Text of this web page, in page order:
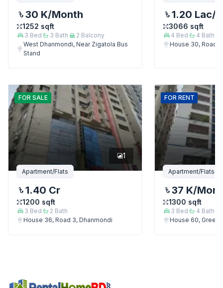
30 K/Month
1252 sqft
3 Bed 3 Bath 2 Balcony
West Dhanmondi, Near Zigatola Bus
Stand
1.20 Lac/
3066 sqft
4 Bed 4 Bath
House 30, Road
FOR SALE
1
Apartment/Flats
1.40 Cr
1200 sqft
3 Bed 2 Bath
House 36, Road 3, Dhanmondi
FOR RENT
Apartment/Flats
37 K/
1300 sqft
3 Bed 4 Bath
House 60, Green